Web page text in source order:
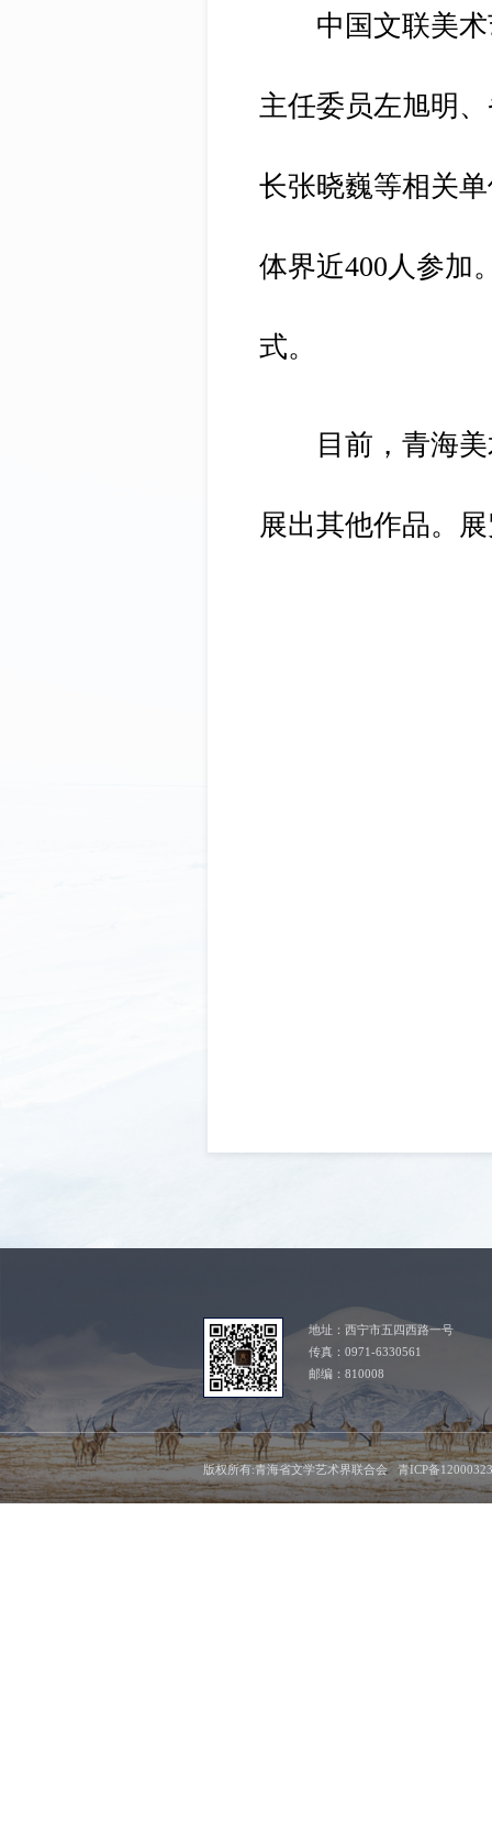
中国文联美术
主任委员左旭明
长张晓巍等相关
体界近400人参加
式。
目前，青海美
展出其他作品。
地址：西宁市五四西路一号
传真：0971-6330561
邮编：810008
版权所有:青海省文学艺术界联合会 青ICP备